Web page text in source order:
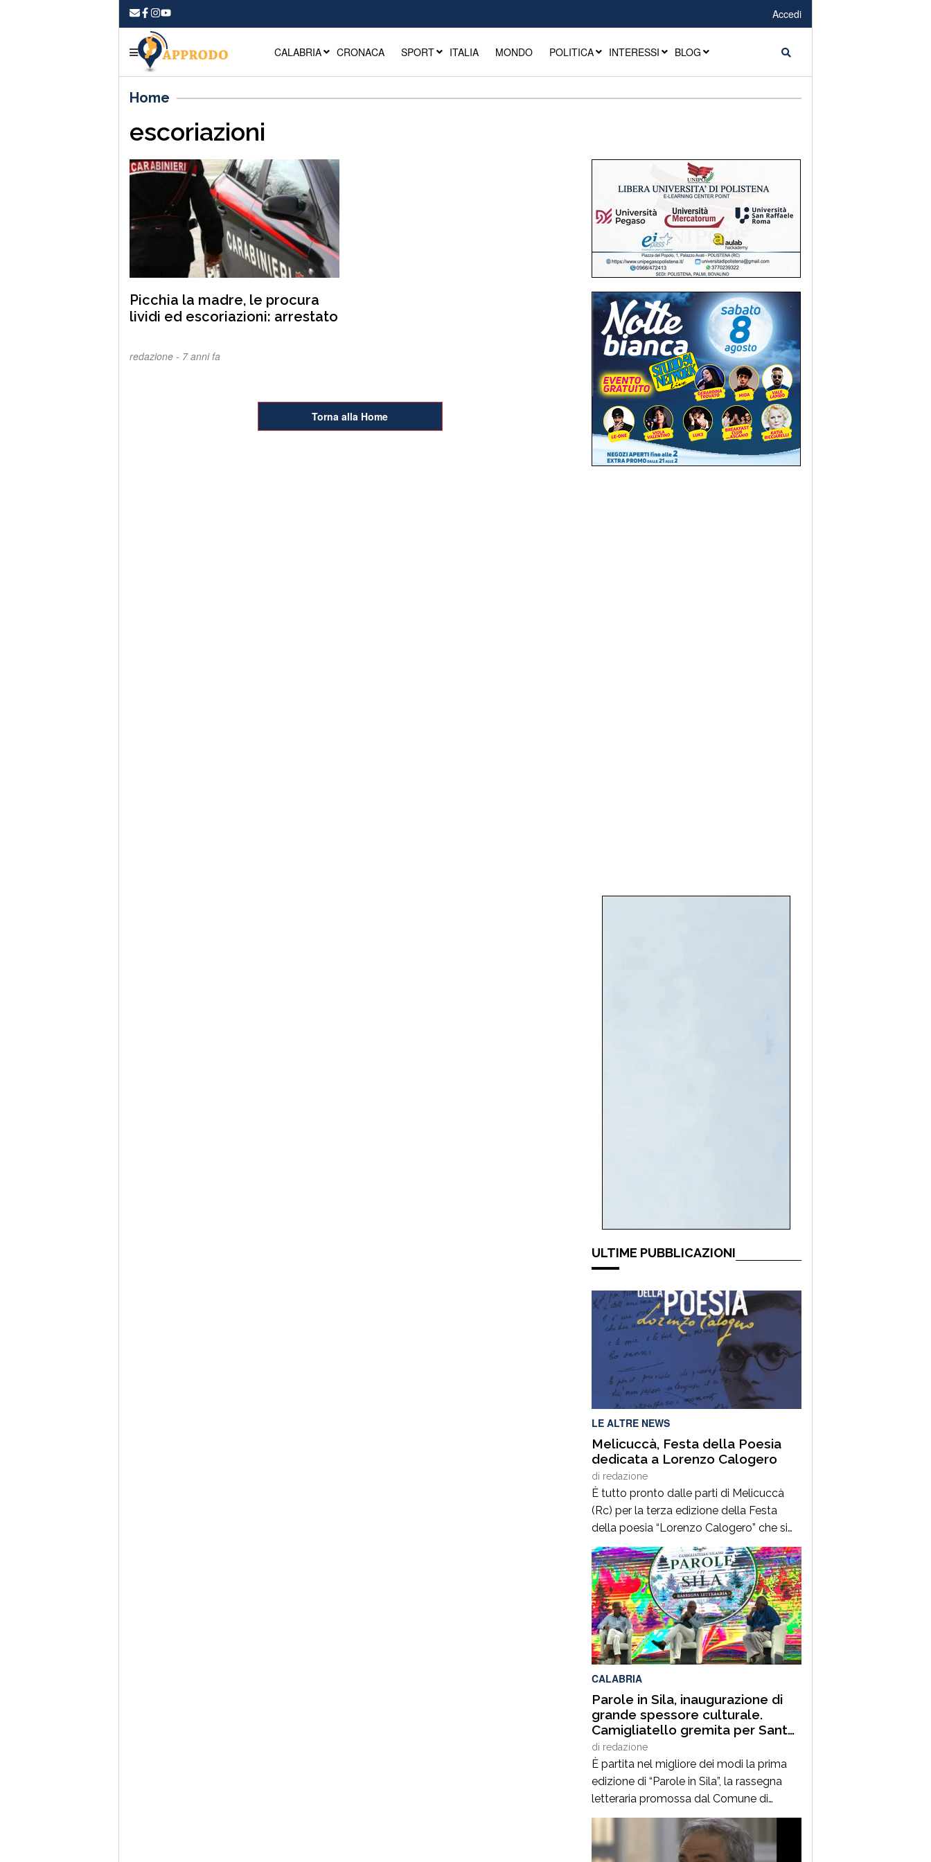
Accedi
CALABRIA CRONACA SPORT ITALIA MONDO POLITICA INTERESSI BLOG
Home
escoriazioni
Picchia la madre, le procura
lividi ed escoriazioni: arrestato
redazione - 7 anni fa
Torna alla Home
ULTIME PUBBLICAZIONI
LE ALTRE NEWS
Melicuccà, Festa della Poesia
dedicata a Lorenzo Calogero
di redazione
È tutto pronto dalle parti di Melicuccà
(Rc) per la terza edizione della Festa
della poesia “Lorenzo Calogero” che si
terrà dal 6 all’11 agosto. Dopo il successo
delle prime due edizioni, nel 2024 e nel
2025, che hanno portato nell’entroterra
calabrese autorevoli protagonisti della
cultura italiana e internazionale, anche
per quest’annoLYRIKS – Laboratorio
Interdisciplinare […]
CALABRIA
Parole in Sila, inaugurazione di
grande spessore culturale.
Camigliatello gremita per Santo
Gioffrè e il Procuratore Aggiunto
Stefano Musolino
di redazione
È partita nel migliore dei modi la prima
edizione di “Parole in Sila”, la rassegna
letteraria promossa dal Comune di
Spezzano della Sila e diretta dal
giornalista Pasquale Motta, che fino al 19
agosto porterà a Camigliatello Silano